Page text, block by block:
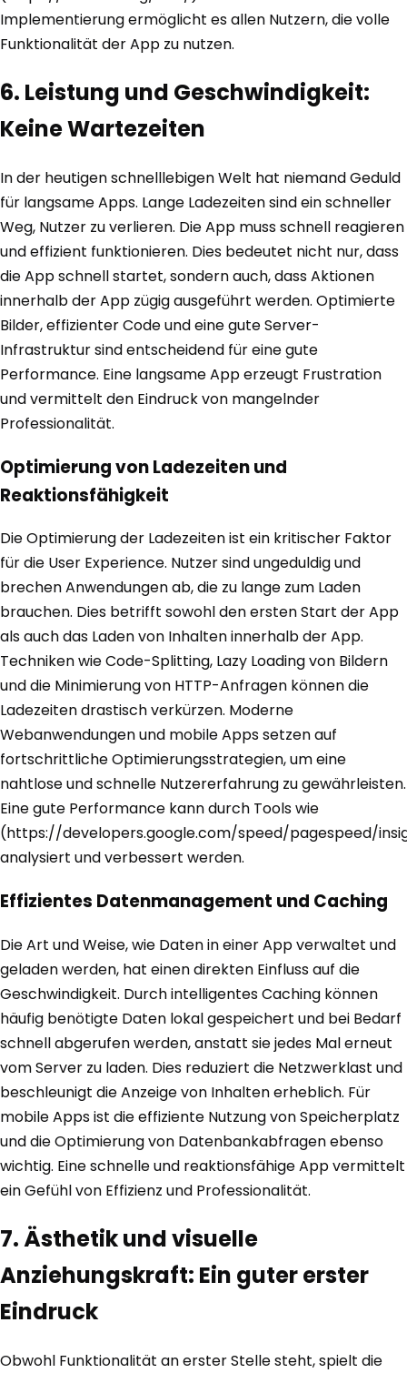
Implementierung ermöglicht es allen Nutzern, die volle
Funktionalität der App zu nutzen.
6. Leistung und Geschwindigkeit:
Keine Wartezeiten
In der heutigen schnelllebigen Welt hat niemand Geduld
für langsame Apps. Lange Ladezeiten sind ein schneller
Weg, Nutzer zu verlieren. Die App muss schnell reagieren
und effizient funktionieren. Dies bedeutet nicht nur, dass
die App schnell startet, sondern auch, dass Aktionen
innerhalb der App zügig ausgeführt werden. Optimierte
Bilder, effizienter Code und eine gute Server-
Infrastruktur sind entscheidend für eine gute
Performance. Eine langsame App erzeugt Frustration
und vermittelt den Eindruck von mangelnder
Professionalität.
Optimierung von Ladezeiten und
Reaktionsfähigkeit
Die Optimierung der Ladezeiten ist ein kritischer Faktor
für die User Experience. Nutzer sind ungeduldig und
brechen Anwendungen ab, die zu lange zum Laden
brauchen. Dies betrifft sowohl den ersten Start der App
als auch das Laden von Inhalten innerhalb der App.
Techniken wie Code-Splitting, Lazy Loading von Bildern
und die Minimierung von HTTP-Anfragen können die
Ladezeiten drastisch verkürzen. Moderne
Webanwendungen und mobile Apps setzen auf
fortschrittliche Optimierungsstrategien, um eine
nahtlose und schnelle Nutzererfahrung zu gewährleisten.
Eine gute Performance kann durch Tools wie
(https://developers.google.com/speed/pagespeed/
analysiert und verbessert werden.
Effizientes Datenmanagement und Caching
Die Art und Weise, wie Daten in einer App verwaltet und
geladen werden, hat einen direkten Einfluss auf die
Geschwindigkeit. Durch intelligentes Caching können
häufig benötigte Daten lokal gespeichert und bei Bedarf
schnell abgerufen werden, anstatt sie jedes Mal erneut
vom Server zu laden. Dies reduziert die Netzwerklast und
beschleunigt die Anzeige von Inhalten erheblich. Für
mobile Apps ist die effiziente Nutzung von Speicherplatz
und die Optimierung von Datenbankabfragen ebenso
wichtig. Eine schnelle und reaktionsfähige App vermittelt
ein Gefühl von Effizienz und Professionalität.
7. Ästhetik und visuelle
Anziehungskraft: Ein guter erster
Eindruck
Obwohl Funktionalität an erster Stelle steht, spielt die